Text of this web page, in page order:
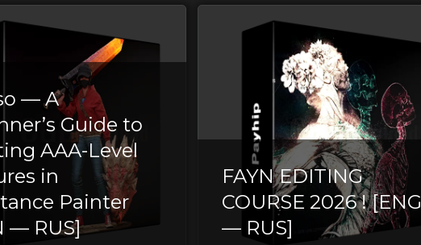
— A
Guide to
AAA-Level
in
Painter
— RUS]
FAYN EDITING
COURSE 2026 ! [ENG
— RUS]